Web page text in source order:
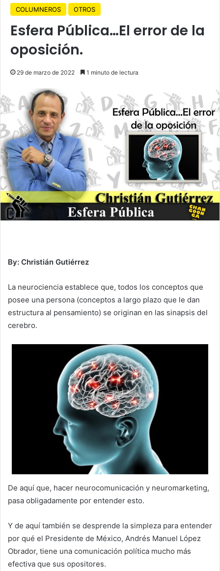
COLUMNEROS OTROS
Esfera Pública…El error de la
oposición.
29 de marzo de 2022 1 minuto de lectura
By: Christián Gutiérrez
La neurociencia establece que, todos los conceptos que
posee una persona (conceptos a largo plazo que le dan
estructura al pensamiento) se originan en las sinapsis del
cerebro.
De aquí que, hacer neurocomunicación y neuromarketing,
pasa obligadamente por entender esto.
Y de aquí también se desprende la simpleza para entender
por qué el Presidente de México, Andrés Manuel López
Obrador, tiene una comunicación política mucho más
efectiva que sus opositores.